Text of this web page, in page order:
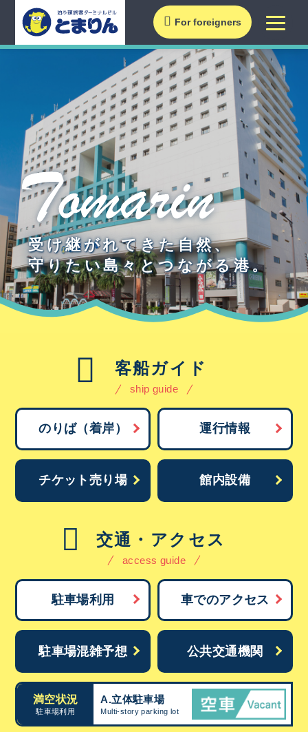
For foreigners
受け継がれてきた自然、
守りたい島々とつながる港。
客船ガイド
ship guide
のりば（着岸） 運行情報
チケット売り場 館内設備
交通・アクセス
access guide
駐車場利用 車でのアクセス
駐車場混雑予想 公共交通機関
満空状況
駐車場利用
A.立体駐車場
Multi-story parking lot